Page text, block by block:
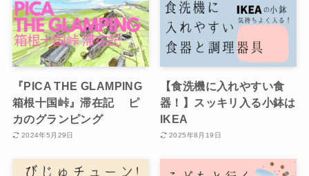
『PICA THE GLAMPING
箱根十国峠』滞在記 ピ
カのグランピング
2024年5月29日
【食洗機に入れやすい食
器！】スッキリ入る小鉢は
IKEA
2025年8月19日